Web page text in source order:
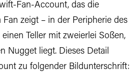
Fan-Account, das die
zeigt – in der Peripherie des
Teller mit zweierlei Soßen,
Nugget liegt. Dieses Detail
zu folgender Bildunterschrift: